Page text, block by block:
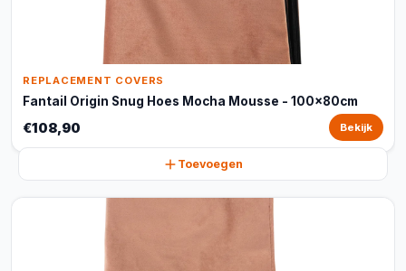
REPLACEMENT COVERS
Fantail Origin Snug Hoes Mocha Mousse - 100x80cm
€108,90 Bekijk
Toevoegen